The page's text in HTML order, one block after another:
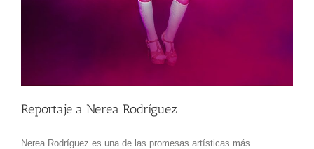
Reportaje a Nerea Rodríguez
Nerea Rodríguez es una de las promesas artísticas más